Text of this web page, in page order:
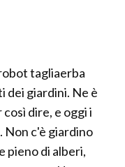
tagliaerba
dei giardini. Ne è
dire, e oggi i
Non c'è giardino
pieno di alberi,